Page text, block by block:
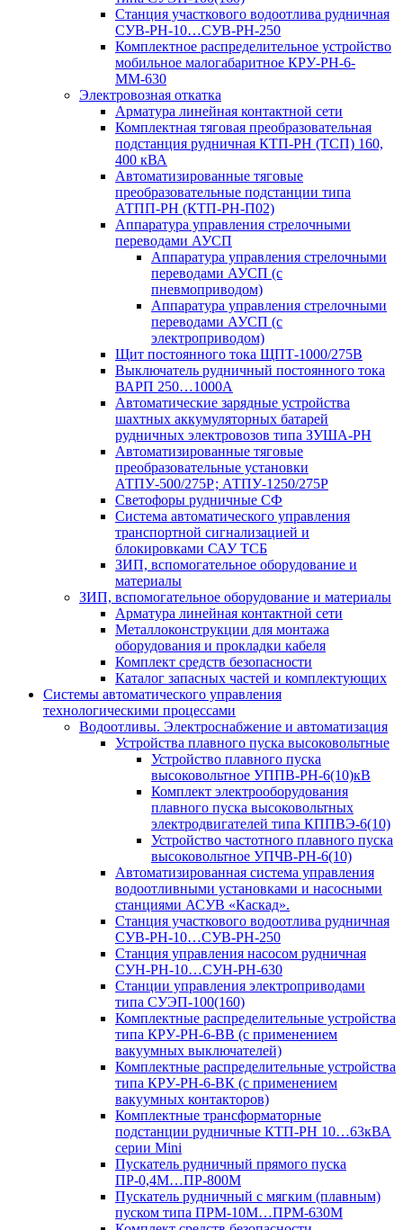
Станция участкового водоотлива рудничная
СУВ-РН-10…СУВ-РН-250
Комплектное распределительное устройство
мобильное малогабаритное КРУ-РН-6-
ММ-630
Электровозная откатка
Арматура линейная контактной сети
Комплектная тяговая преобразовательная
подстанция рудничная КТП-РН (ТСП) 160,
400 кВА
Автоматизированные тяговые
преобразовательные подстанции типа
АТПП-РН (КТП-РН-П02)
Аппаратура управления стрелочными
переводами АУСП
Аппаратура управления стрелочными
переводами АУСП (с
пневмоприводом)
Аппаратура управления стрелочными
переводами АУСП (с
электроприводом)
Щит постоянного тока ЩПТ-1000/275В
Выключатель рудничный постоянного тока
ВАРП 250…1000А
Автоматические зарядные устройства
шахтных аккумуляторных батарей
рудничных электровозов типа ЗУША-РН
Автоматизированные тяговые
преобразовательные установки
АТПУ-500/275Р; АТПУ-1250/275Р
Светофоры рудничные СФ
Система автоматического управления
транспортной сигнализацией и
блокировками САУ ТСБ
ЗИП, вспомогательное оборудование и
материалы
ЗИП, вспомогательное оборудование и материалы
Арматура линейная контактной сети
Металлоконструкции для монтажа
оборудования и прокладки кабеля
Комплект средств безопасности
Каталог запасных частей и комплектующих
Системы автоматического управления
технологическими процессами
Водоотливы. Электроснабжение и автоматизация
Устройства плавного пуска высоковольтные
Устройство плавного пуска
высоковольтное УППВ-РН-6(10)кВ
Комплект электрооборудования
плавного пуска высоковольтных
электродвигателей типа КППВЭ-6(10)
Устройство частотного плавного пуска
высоковольтное УПЧВ-РН-6(10)
Автоматизированная система управления
водоотливными установками и насосными
станциями АСУВ «Каскад».
Станция участкового водоотлива рудничная
СУВ-РН-10…СУВ-РН-250
Станция управления насосом рудничная
СУН-РН-10…СУН-РН-630
Станции управления электроприводами
типа СУЭП-100(160)
Комплектные распределительные устройства
типа КРУ-РН-6-ВВ (с применением
вакуумных выключателей)
Комплектные распределительные устройства
типа КРУ-РН-6-ВК (с применением
вакуумных контакторов)
Комплектные трансформаторные
подстанции рудничные КТП-РН 10…63кВА
серии Mini
Пускатель рудничный прямого пуска
ПР-0,4М…ПР-800М
Пускатель рудничный с мягким (плавным)
пуском типа ПРМ-10М…ПРМ-630М